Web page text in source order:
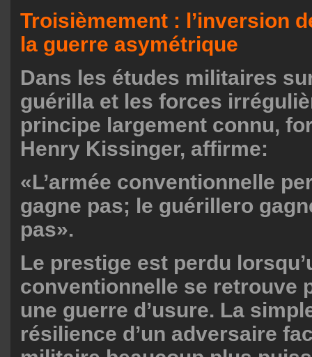
Troisièmement : l’inversion
la guerre asymétrique
Dans les études militaires
guérilla et les forces
principe largement connu,
Henry Kissinger, affirme:
«L’armée conventionnelle
gagne pas; le guérillero
pas».
Le prestige est perdu
conventionnelle se retrouve
une guerre d’usure. La
résilience d’un adversaire